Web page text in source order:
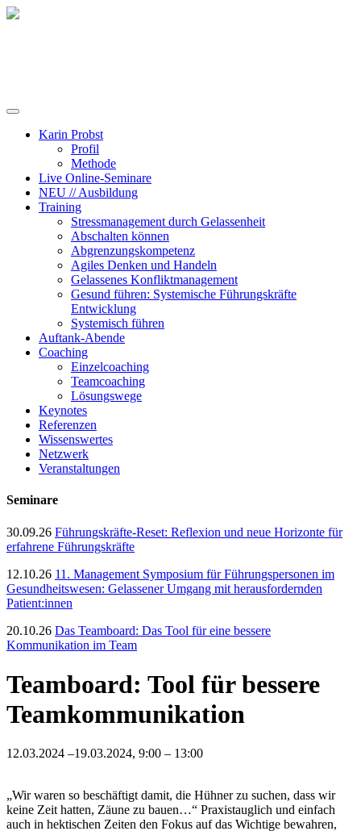
Karin Probst
Profil
Methode
Live Online-Seminare
NEU // Ausbildung
Training
Stressmanagement durch Gelassenheit
Abschalten können
Abgrenzungskompetenz
Agiles Denken und Handeln
Gelassenes Konfliktmanagement
Gesund führen: Systemische Führungskräfte
Entwicklung
Systemisch führen
Auftank-Abende
Coaching
Einzelcoaching
Teamcoaching
Lösungswege
Keynotes
Referenzen
Wissenswertes
Netzwerk
Veranstaltungen
Seminare
30.09.26 Führungskräfte-Reset: Reflexion und neue Horizonte für
erfahrene Führungskräfte
12.10.26 11. Management Symposium für Führungspersonen im
Gesundheitswesen: Gelassener Umgang mit herausfordernden
Patient:innen
20.10.26 Das Teamboard: Das Tool für eine bessere
Kommunikation im Team
Teamboard: Tool für bessere
Teamkommunikation
12.03.2024 –19.03.2024, 9:00 – 13:00
„Wir waren so beschäftigt damit, die Hühner zu suchen, dass wir
keine Zeit hatten, Zäune zu bauen…“ Praxistauglich und einfach
auch in hektischen Zeiten den Fokus auf das Wichtige bewahren,